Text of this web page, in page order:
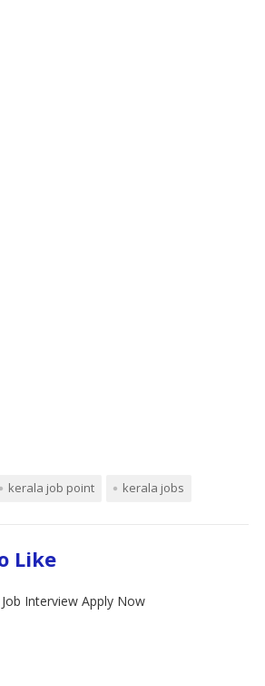
kerala job point kerala jobs
Like
Interview Apply Now